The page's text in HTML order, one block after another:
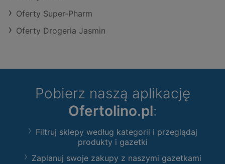
Oferty Super-Pharm
Oferty Drogeria Jasmin
Pobierz naszą aplikację
Ofertolino.pl:
Filtruj sklepy według kategorii i przeglądaj
produkty i gazetki
Zaplanuj swoje zakupy z naszymi gazetkami